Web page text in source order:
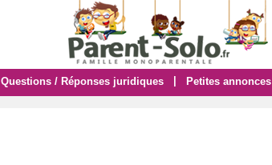
Questions / Réponses juridiques Petites annonces